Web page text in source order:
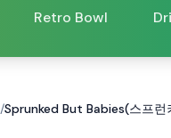
Retro Bowl
/Sprunked But Babies(스프